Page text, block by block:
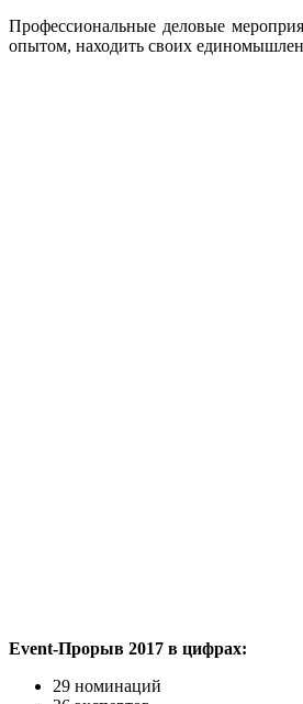
Профессиональные деловые
опытом, находить своих
Event-Прорыв 2017 в цифрах:
29 номинаций